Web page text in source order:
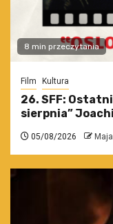
8 min przeczytania
Film Kultura
26. SFF:
sierpnia”
05/08/2026